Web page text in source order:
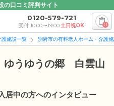
の口コミ評判サイト
0120-579-721
受付 10:00〜19:00土日祝OK 0
護施設一覧 別府市の有料老人ホーム・介護
うゆうの郷 白雲山
居中の方へのインタビュー